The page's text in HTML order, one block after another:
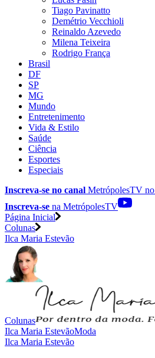
Tiago Pavinatto
Demétrio Vecchioli
Reinaldo Azevedo
Milena Teixeira
Rodrigo França
Brasil
DF
SP
MG
Mundo
Entretenimento
Vida & Estilo
Saúde
Ciência
Esportes
Especiais
Inscreva-se no canal MetrópolesTV no
Inscreva-se na MetrópolesTV
Página Inicial
Colunas
Ilca Maria Estevão
Colunas
Ilca Maria EstevãoModa
Ilca Maria Estevão